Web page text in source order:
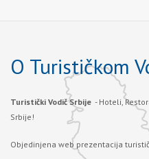
O Turističkom
Turistički Vodič Srbije - Hoteli,
Srbije!
Objedinjena web prezentacija